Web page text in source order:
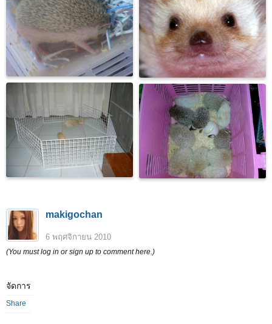
makigochan
6 พฤศจิกายน 2010
(You must log in or sign up to comment here.)
จัดการ
Share